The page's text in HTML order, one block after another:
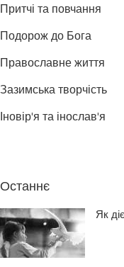
Притчі та повчання
Подорож до Бога
Православне життя
Зазимська творчість
Іновір'я та інослав'я
Останнє
Як